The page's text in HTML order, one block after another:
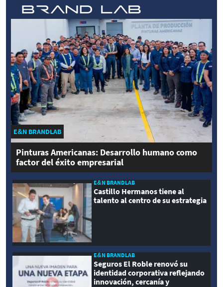
E&N BRANDLAB
Pinturas Americanas: Desarrollo humano como
factor del éxito empresarial
E&N BRANDLAB
Castillo Hermanos tiene al
talento al centro de su estrategia
E&N BRANDLAB
Seguros El Roble renovó su
identidad corporativa reflejando
innovación, cercanía y